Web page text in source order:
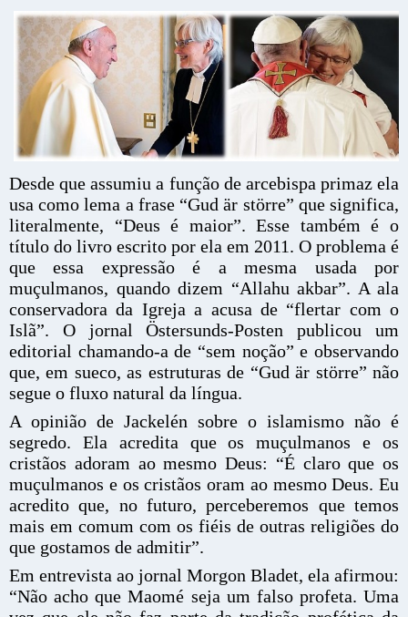
Desde que assumiu a função de arcebispa primaz ela
usa como lema a frase “Gud är större” que significa,
literalmente, “Deus é maior”. Esse também é o
título do livro escrito por ela em 2011. O problema é
que essa expressão é a mesma usada por
muçulmanos, quando dizem “Allahu akbar”. A ala
conservadora da Igreja a acusa de “flertar com o
Islã”. O jornal Östersunds-Posten publicou um
editorial chamando-a de “sem noção” e observando
que, em sueco, as estruturas de “Gud är större” não
segue o fluxo natural da língua.
A opinião de Jackelén sobre o islamismo não é
segredo. Ela acredita que os muçulmanos e os
cristãos adoram ao mesmo Deus: “É claro que os
muçulmanos e os cristãos oram ao mesmo Deus. Eu
acredito que, no futuro, perceberemos que temos
mais em comum com os fiéis de outras religiões do
que gostamos de admitir”.
Em entrevista ao jornal Morgon Bladet, ela afirmou:
“Não acho que Maomé seja um falso profeta. Uma